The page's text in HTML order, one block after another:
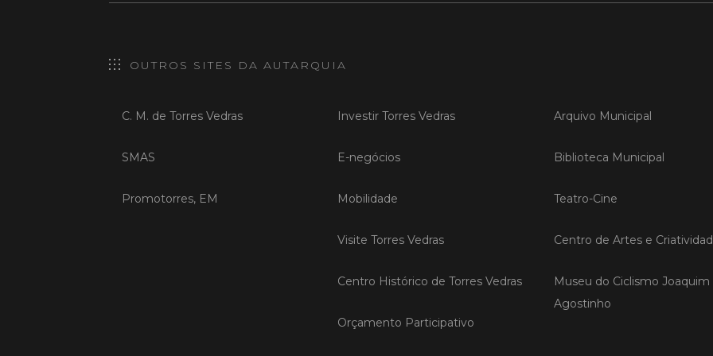
com o
LER
OUTROS SITES DA AUTARQUIA
C. M. de Torres Vedras
SMAS
Promotorres, EM
Investir Torres Vedras
E-negócios
Mobilidade
Visite Torres Vedras
Centro Histórico de Torres Vedras
Orçamento Participativo
Arquivo Municipal
Biblioteca Municipal
Teatro-Cine
Centro de Artes e
Museu do Ciclismo Joaquim
Agostinho